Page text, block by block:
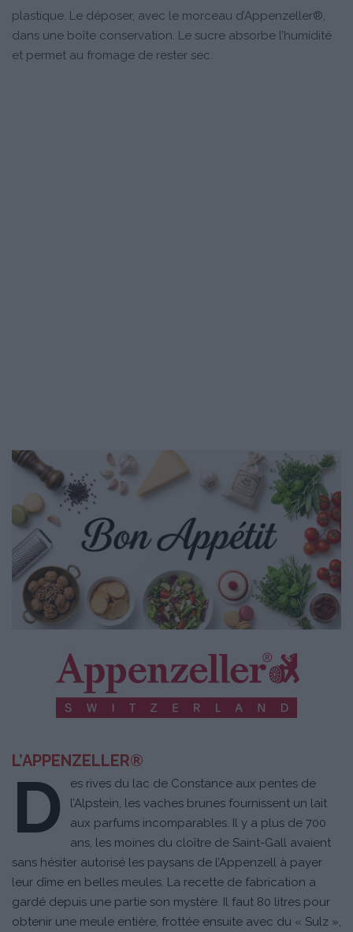
plastique. Le déposer, avec le morceau d’Appenzeller®,
dans une boîte conservation. Le sucre absorbe l’humidité
et permet au fromage de rester sec.
L’APPENZELLER®
D
es rives du lac de Constance aux pentes de
l’Alpstein, les vaches brunes fournissent un lait
aux parfums incomparables. Il y a plus de 700
ans, les moines du cloître de Saint-Gall avaient
sans hésiter autorisé les paysans de l’Appenzell à payer
leur dîme en belles meules. La recette de fabrication a
gardé depuis une partie son mystère. Il faut 80 litres pour
obtenir une meule entière, frottée ensuite avec du « Sulz »,